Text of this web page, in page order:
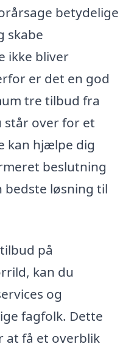
betydelige
skabe
ikke bliver
er det en god
tre tilbud fra
står over for et
kan hjælpe dig
beslutning
bedste løsning til
på
kan du
og
fagfolk. Dette
at få et overblik